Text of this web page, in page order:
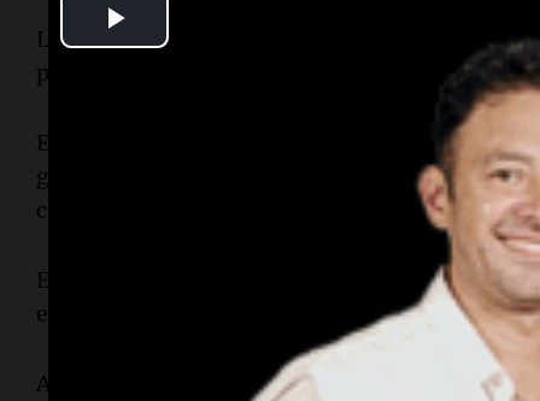
La actividad del primer día de actividad en el
partido entre República Checa y Corea del Sur,
El equipo local dominó desde el inicio y abrió el
gracias a Quiñones, que aprovechó un error en
con un potente remate.
El arquero sudafricano Ronwen Williams tuvo
experimentado Raúl Jiménez.
A los ocho minutos llegó el primer gol del